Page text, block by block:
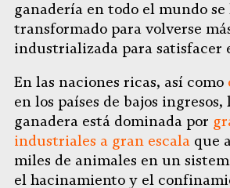
ganadería en todo el mundo se
transformado para volverse
industrializada para satisfacer
En las naciones ricas, así como
en los países de bajos
ganadera está dominada por
industriales a gran escala que
miles de animales en un
el hacinamiento y el